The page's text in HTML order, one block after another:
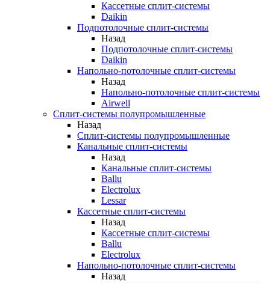
Кассетные сплит-системы
Daikin
Подпотолочные сплит-системы
Назад
Подпотолочные сплит-системы
Daikin
Напольно-потолочные сплит-системы
Назад
Напольно-потолочные сплит-системы
Airwell
Сплит-системы полупромышленные
Назад
Сплит-системы полупромышленные
Канальные сплит-системы
Назад
Канальные сплит-системы
Ballu
Electrolux
Lessar
Кассетные сплит-системы
Назад
Кассетные сплит-системы
Ballu
Electrolux
Напольно-потолочные сплит-системы
Назад